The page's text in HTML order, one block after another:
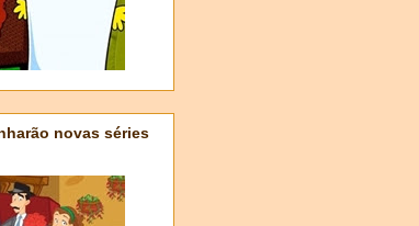
novas séries